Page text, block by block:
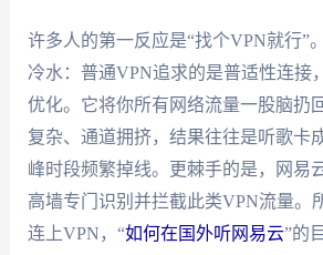
许多人的第一反应是“找个VPN就行”
冷水：普通VPN追求的是普适性连接
优化。它将你所有网络流量一股脑扔
复杂、通道拥挤，结果往往是听歌卡
峰时段频繁掉线。更棘手的是，网易
高墙专门识别并拦截此类VPN流量。
连上VPN，“如何在国外听网易云”的